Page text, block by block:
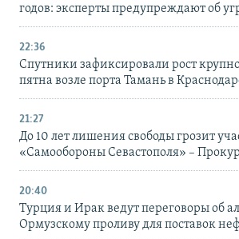
годов: эксперты предупреждают об
22:36
Спутники зафиксировали рост
пятна возле порта Тамань в
21:27
До 10 лет лишения свободы грозит
«Самообороны Севастополя» –
20:40
Турция и Ирак ведут переговоры об
Ормузскому проливу для поставок